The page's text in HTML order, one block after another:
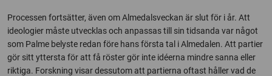
Processen fortsätter, även om Almedalsveckan är slut för i år. Att
ideologier måste utvecklas och anpassas till sin tidsanda var något
som Palme belyste redan före hans första tal i Almedalen. Att partier
gör sitt yttersta för att få röster gör inte idéerna mindre sanna eller
riktiga. Forskning visar dessutom att partierna oftast håller vad de